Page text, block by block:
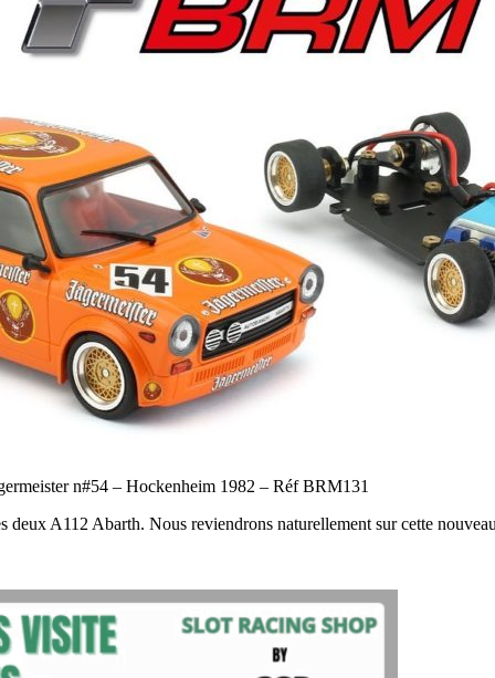
n#54 – Hockenheim 1982 – Réf BRM131
A112 Abarth. Nous reviendrons naturellement sur cette